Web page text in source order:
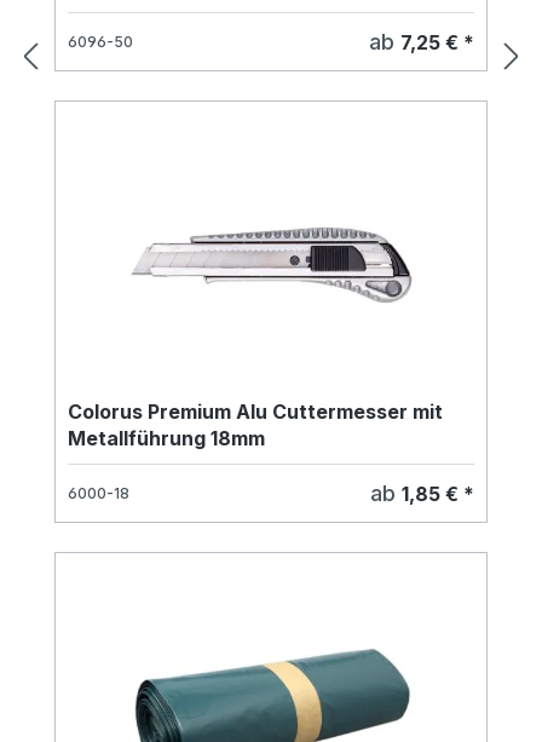
6096-50 ab 7,25 € *
Colorus Premium Alu Cuttermesser mit
Metallführung 18mm
6000-18 ab 1,85 € *